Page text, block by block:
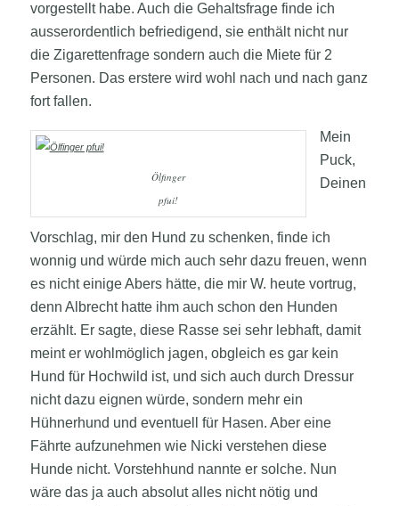
vorgestellt habe. Auch die Gehaltsfrage finde ich
ausserordentlich befriedigend, sie enthält nicht nur
die Zigarettenfrage sondern auch die Miete für 2
Personen. Das erstere wird wohl nach und nach ganz
fort fallen.
Ölfinger
pfui!
Mein
Puck,
Deinen
Vorschlag, mir den Hund zu schenken, finde ich
wonnig und würde mich auch sehr dazu freuen, wenn
es nicht einige Abers hätte, die mir W. heute vortrug,
denn Albrecht hatte ihm auch schon den Hunden
erzählt. Er sagte, diese Rasse sei sehr lebhaft, damit
meint er wohlmöglich jagen, obgleich es gar kein
Hund für Hochwild ist, und sich auch durch Dressur
nicht dazu eignen würde, sondern mehr ein
Hühnerhund und eventuell für Hasen. Aber eine
Fährte aufzunehmen wie Nicki verstehen diese
Hunde nicht. Vorstehhund nannte er solche. Nun
wäre das ja auch absolut alles nicht nötig und